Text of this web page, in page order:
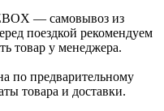
— самовывоз из
поездкой рекомендуем
товар у менеджера.
по предварительному
товара и доставки.